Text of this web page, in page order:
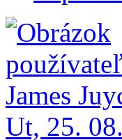
Ut, 25.